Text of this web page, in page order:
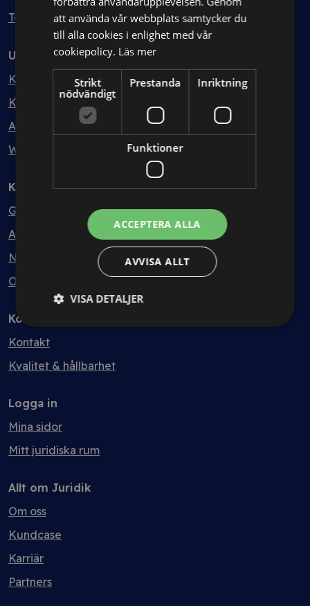
Testa kostnadsfritt
Utbildning
Kurser
Kurspaket
Abonnemang
Webbinarium
Kunskapsbank
Guider
Avtalsmallar
Nyheter
Ordlista
Kontakt
Kontakt
Kvalitet & hållbarhet
Logga in
Mina sidor
Mitt juridiska rum
Allt om Juridik
Om oss
Kundcase
Karriär
Partners
att använda vår webbplats samtycker du
till alla cookies i enlighet med vår
cookiepolicy. Läs mer
Strikt
nödvändigt
Prestanda Inriktning
Funktioner
ACCEPTERA ALLA
AVVISA ALLT
VISA DETALJER